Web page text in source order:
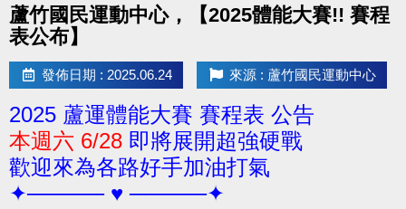
蘆竹國民運動中心，【2025體能大賽!! 賽程
表公布】
發佈日期 : 2025.06.24 來源 : 蘆竹國民運動中心
2025 蘆運體能大賽 賽程表 公告
本週六 6/28 即將展開超強硬戰
歡迎來為各路好手加油打氣
✦───── ♥ ─────✦